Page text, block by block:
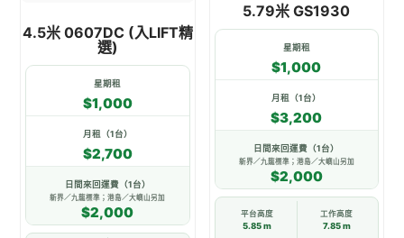
4.5米 0607DC (入LIFT精
選)
星期租
$1,000
月租（1台）
$2,700
日間來回運費（1台）
新界／九龍標準；港島／大嶼山另加
$2,000
有
多
種
款
式。
可
在
產
品
頁
5.79米 GS1930
星期租
$1,000
月租（1台）
$3,200
日間來回運費（1台）
新界／九龍標準；港島／大嶼山另加
$2,000
平台高度
5.85 m
工作高度
7.85 m
品
有
多
種
款
式。
可
在
產